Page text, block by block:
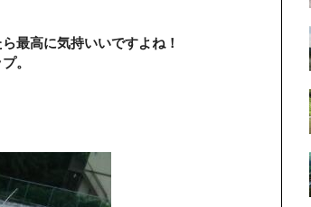
最高に気持いいですよね！
。